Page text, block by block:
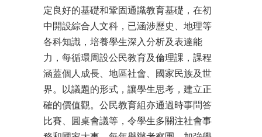
定良好的基礎和鞏固通識教育基礎，在初
中開設綜合人文科，已涵涉歷史、地理等
各科知識，培養學生深入分析及表達能
力，每循環周設公民教育及倫理課，課程
涵蓋個人成長、地區社會、國家民族及世
界。以議題的形式，讓學生思考，建立正
確的價值觀。公民教育組亦通過時事問答
比賽、圓桌會議等，令學生多關注社會事